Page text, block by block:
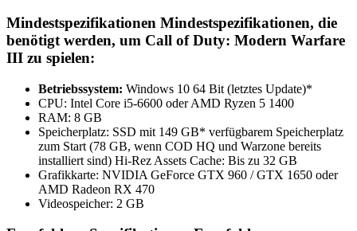
Mindestspezifikationen Mindestspezifikationen, die
benötigt werden, um Call of Duty: Modern Warfare
III zu spielen:
Betriebssystem: Windows 10 64 Bit (letztes Update)*
CPU: Intel Core i5-6600 oder AMD Ryzen 5 1400
RAM: 8 GB
Speicherplatz: SSD mit 149 GB* verfügbarem Speicherplatz
zum Start (78 GB, wenn COD HQ und Warzone bereits
installiert sind) Hi-Rez Assets Cache: Bis zu 32 GB
Grafikkarte: NVIDIA GeForce GTX 960 / GTX 1650 oder
AMD Radeon RX 470
Videospeicher: 2 GB